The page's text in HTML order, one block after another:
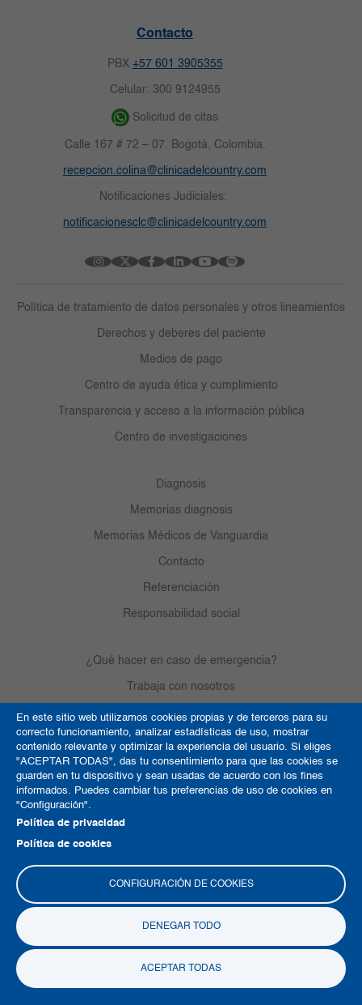
En este sitio web utilizamos cookies propias y de terceros para su
correcto funcionamiento, analizar estadísticas de uso, mostrar
contenido relevante y optimizar la experiencia del usuario. Si eliges
"ACEPTAR TODAS", das tu consentimiento para que las cookies se
guarden en tu dispositivo y sean usadas de acuerdo con los fines
informados. Puedes cambiar tus preferencias de uso de cookies en
"Configuración".
Política de privacidad
Política de cookies
CONFIGURACIÓN DE COOKIES
DENEGAR TODO
ACEPTAR TODAS
Contacto
PBX +57 601 3905355
Celular: 300 9124955
Solicitud de citas
Calle 167 # 72 – 07. Bogotá, Colombia.
recepcion.colina@clinicadelcountry.com
Notificaciones Judiciales:
notificacionesclc@clinicadelcountry.com
Política de tratamiento de datos personales y otros lineamientos
Derechos y deberes del paciente
Medios de pago
Centro de ayuda ética y cumplimiento
Transparencia y acceso a la información pública
Centro de investigaciones
Diagnosis
Memorias diagnosis
Memorias Médicos de Vanguardia
Contacto
Referenciación
Responsabilidad social
¿Qué hacer en caso de emergencia?
Trabaja con nosotros
Derechos de autor
Política de Cookies
Términos y condiciones
Copyright © 2026 Clínica La Colina